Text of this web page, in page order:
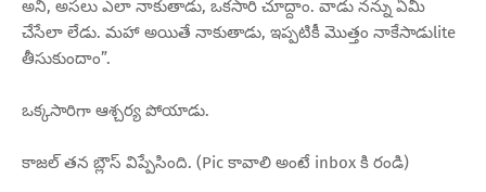
అని, అసలు ఎలా నాకుతాడు, ఒకసారి చూద్దాం. వాడు నన్ను ఏమీ
చేసేలా లేడు. మహా అయితే నాకుతాడు, ఇప్పటికీ మొత్తం నాకేసాడుlite
తీసుకుందాం”.
ఒక్కసారిగా ఆశ్చర్య పోయాడు.
కాజల్ తన బ్లౌస్ విప్పేసింది. (Pic కావాలి అంటే inbox కి రండి)